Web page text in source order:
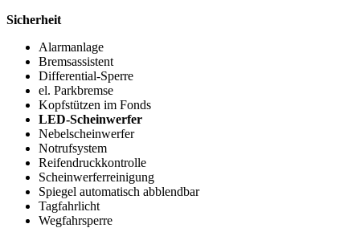
Sicherheit
Alarmanlage
Bremsassistent
Differential-Sperre
el. Parkbremse
Kopfstützen im Fonds
LED-Scheinwerfer
Nebelscheinwerfer
Notrufsystem
Reifendruckkontrolle
Scheinwerferreinigung
Spiegel automatisch abblendbar
Tagfahrlicht
Wegfahrsperre